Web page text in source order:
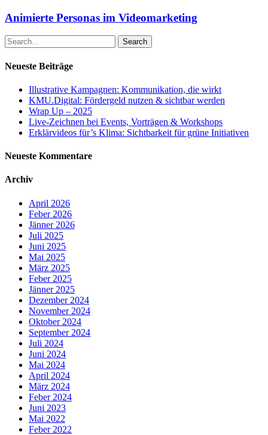
Animierte Personas im Videomarketing
Search
Neueste Beiträge
Illustrative Kampagnen: Kommunikation, die wirkt
KMU.Digital: Fördergeld nutzen & sichtbar werden
Wrap Up – 2025
Live-Zeichnen bei Events, Vorträgen & Workshops
Erklärvideos für’s Klima: Sichtbarkeit für grüne Initiativen
Neueste Kommentare
Archiv
April 2026
Feber 2026
Jänner 2026
Juli 2025
Juni 2025
Mai 2025
März 2025
Feber 2025
Jänner 2025
Dezember 2024
November 2024
Oktober 2024
September 2024
Juli 2024
Juni 2024
Mai 2024
April 2024
März 2024
Feber 2024
Juni 2023
Mai 2022
Feber 2022